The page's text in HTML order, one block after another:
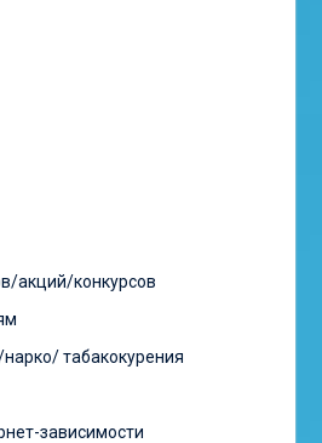
акций/конкурсов
табакокурения
зависимости